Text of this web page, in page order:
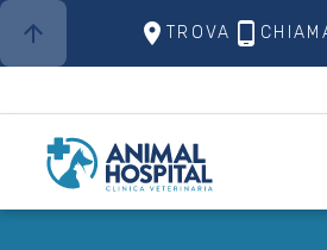
arrow_upward placeTROVA phone_android